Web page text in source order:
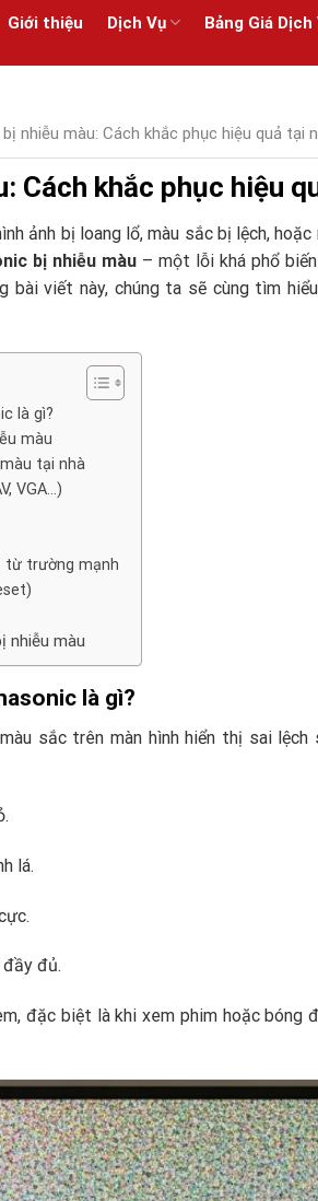
Giới thiệu Dịch Vụ Bảng Giá Dịch
nhiễu màu: Cách khắc phục hiệu quả tại
Cách khắc phục hiệu
ảnh bị loang lổ, màu sắc bị lệch, hoặc
bị nhiễu màu – một lỗi khá phổ
viết này, chúng ta sẽ cùng tìm
là gì?
màu
tại nhà
VGA…)
từ trường mạnh
nhiễu màu
là gì?
sắc trên màn hình hiển thị sai
lá.
đủ.
đặc biệt là khi xem phim hoặc bóng